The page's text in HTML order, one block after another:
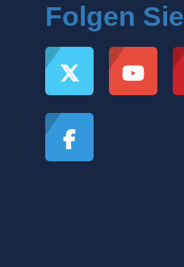
Folgen